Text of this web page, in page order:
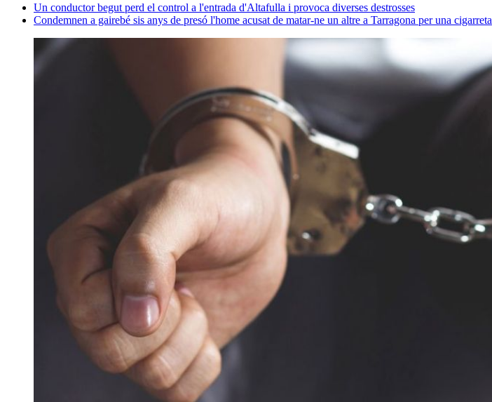
Un conductor begut perd el control a l'entrada d'Altafulla i provoca diverses destrosses
Condemnen a gairebé sis anys de presó l'home acusat de matar-ne un altre a Tarragona per una cigarreta